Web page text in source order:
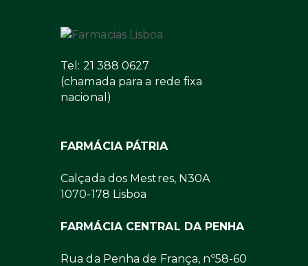
Tel: 21 388 0627
(chamada para a rede fixa
nacional)
FARMÁCIA PÁTRIA
Calçada dos Mestres, N30A
1070-178 Lisboa
FARMÁCIA CENTRAL DA PENHA
Rua da Penha de França, nº58-60